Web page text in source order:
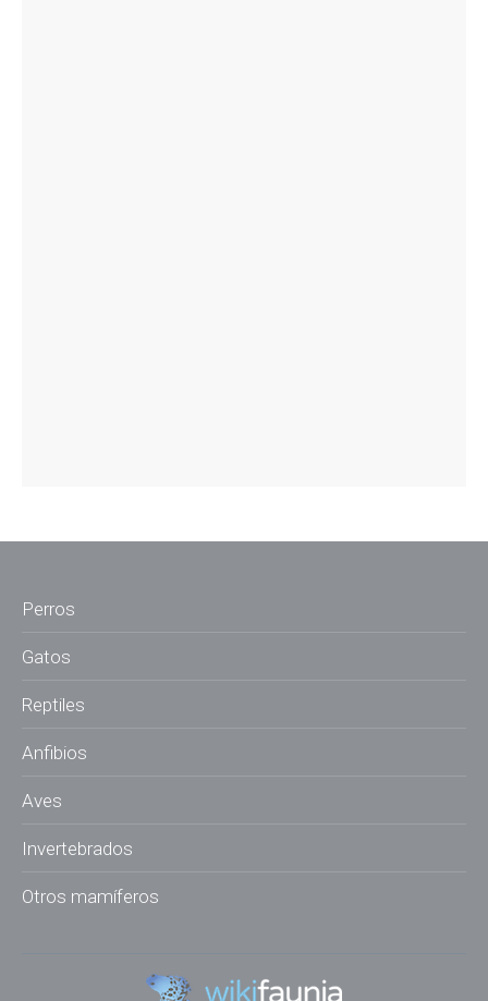
Perros
Gatos
Reptiles
Anfibios
Aves
Invertebrados
Otros mamíferos